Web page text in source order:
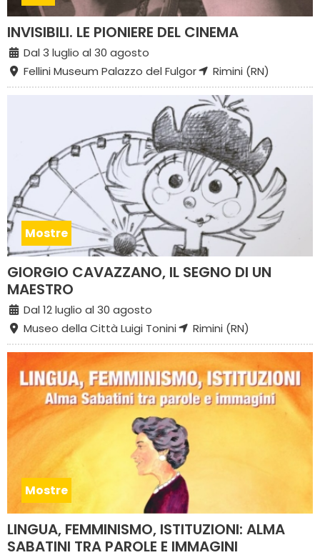
INVISIBILI. LE PIONIERE DEL CINEMA
Dal 3 luglio al 30 agosto
Fellini Museum Palazzo del Fulgor
Rimini (RN)
Mostre
GIORGIO CAVAZZANO, IL SEGNO DI UN
MAESTRO
Dal 12 luglio al 30 agosto
Museo della Città Luigi Tonini
Rimini (RN)
Mostre
LINGUA, FEMMINISMO, ISTITUZIONI: ALMA
SABATINI TRA PAROLE E IMMAGINI